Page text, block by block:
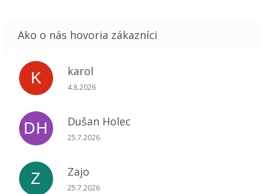
K karol
Hodnotenie obchodu je 5 z 5 hviezdičiek.
4.8.2026
DH Dušan Holec
Hodnotenie obchodu je 5 z 5 hviezdičiek.
25.7.2026
Z Zajo
Hodnotenie obchodu je 5 z 5 hviezdičiek.
25.7.2026